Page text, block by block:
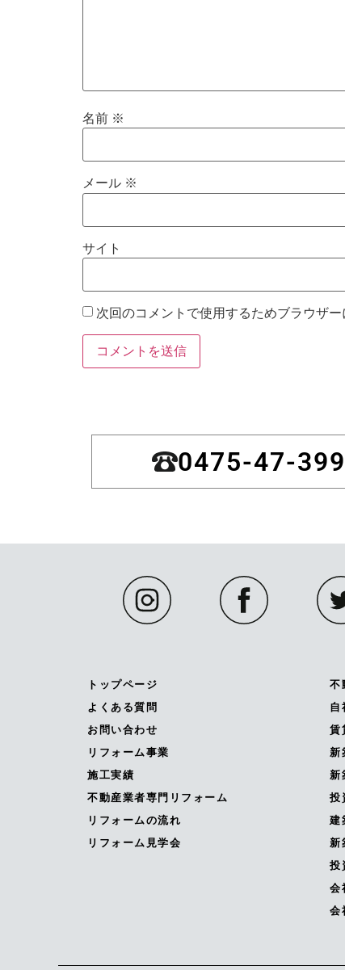
名前 ※
メール ※
サイト
次回のコメントで使用するためブラウザ
0475-47-
トップページ
よくある質問
お問い合わせ
リフォーム事業
施工実績
不動産業者専門リフォーム
リフォームの流れ
リフォーム見学会
不
自
賃
新
新
投
建
新
投
会
会